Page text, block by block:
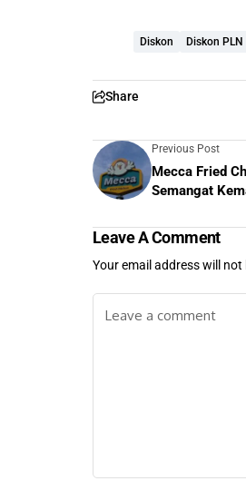
Diskon Diskon PLN
Share
Previous Post
Mecca Fried
Semangat
Leave A Comment
Your email address will not